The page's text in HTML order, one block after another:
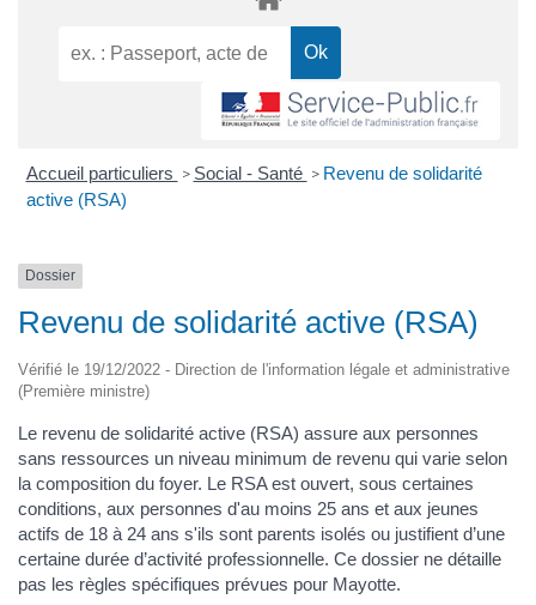
Accueil particuliers > Social - Santé > Revenu de solidarité
active (RSA)
Dossier
Revenu de solidarité active (RSA)
Vérifié le 19/12/2022 - Direction de l'information légale et administrative
(Première ministre)
Le revenu de solidarité active (RSA) assure aux personnes
sans ressources un niveau minimum de revenu qui varie selon
la composition du foyer. Le RSA est ouvert, sous certaines
conditions, aux personnes d'au moins 25 ans et aux jeunes
actifs de 18 à 24 ans s'ils sont parents isolés ou justifient d’une
certaine durée d’activité professionnelle. Ce dossier ne détaille
pas les règles spécifiques prévues pour Mayotte.